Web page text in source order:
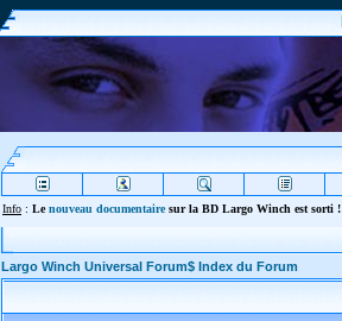
Info : Lenouveau documentairesur la BD Largo Winch est sorti !
Largo Winch Universal Forum$ Index du Forum